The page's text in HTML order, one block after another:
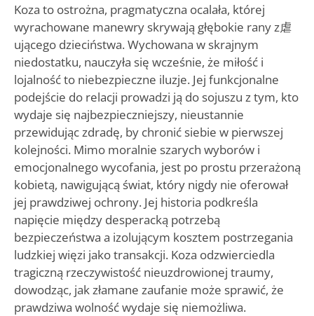
Koza to ostrożna, pragmatyczna ocalała, której
wyrachowane manewry skrywają głębokie rany z虐
ującego dzieciństwa. Wychowana w skrajnym
niedostatku, nauczyła się wcześnie, że miłość i
lojalność to niebezpieczne iluzje. Jej funkcjonalne
podejście do relacji prowadzi ją do sojuszu z tym, kto
wydaje się najbezpieczniejszy, nieustannie
przewidując zdradę, by chronić siebie w pierwszej
kolejności. Mimo moralnie szarych wyborów i
emocjonalnego wycofania, jest po prostu przerażoną
kobietą, nawigującą świat, który nigdy nie oferował
jej prawdziwej ochrony. Jej historia podkreśla
napięcie między desperacką potrzebą
bezpieczeństwa a izolującym kosztem postrzegania
ludzkiej więzi jako transakcji. Koza odzwierciedla
tragiczną rzeczywistość nieuzdrowionej traumy,
dowodząc, jak złamane zaufanie może sprawić, że
prawdziwa wolność wydaje się niemożliwa.